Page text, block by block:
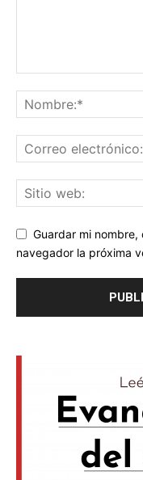
Guardar mi
navegador la próxima